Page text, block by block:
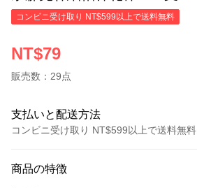
コンビニ受け取り NT$599以上で送料無料
NT$79
販売数：29点
支払いと配送方法
コンビニ受け取り NT$599以上で送料無料
クレジットカード1回払い
商品の特徴